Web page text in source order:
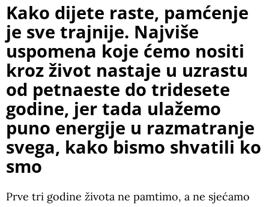
Kako dijete raste, pamćenje
je sve trajnije. Najviše
uspomena koje ćemo nositi
kroz život nastaje u uzrastu
od petnaeste do tridesete
godine, jer tada ulažemo
puno energije u razmatranje
svega, kako bismo shvatili ko
smo
Prve tri godine života ne pamtimo, a ne sjećamo